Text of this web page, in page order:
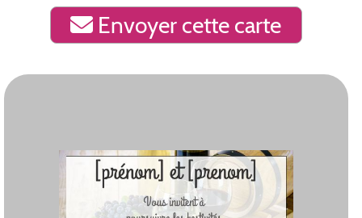
Envoyer cette carte